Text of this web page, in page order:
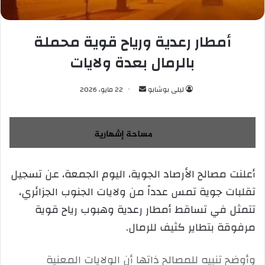
أمطار رعدية ورياح قوية محملة
بالرمال بعدة ولايات
ليلى بوشابو
س
ل
ب
ي
د
إ
ل
ت
22 مايو، 2026
أعلنت مصالح الأرصاد الجوية، اليوم الجمعة، عن تسجيل
تقلبات جوية تمس عدداً من ولايات الجنوب الجزائري،
تتمثل في تساقط أمطار رعدية وهبوب رياح قوية
مرفوقة بتطاير كثيف للرمال.
وأوضح تنبيه للمصالح ذاتها أن الولايات المعنية